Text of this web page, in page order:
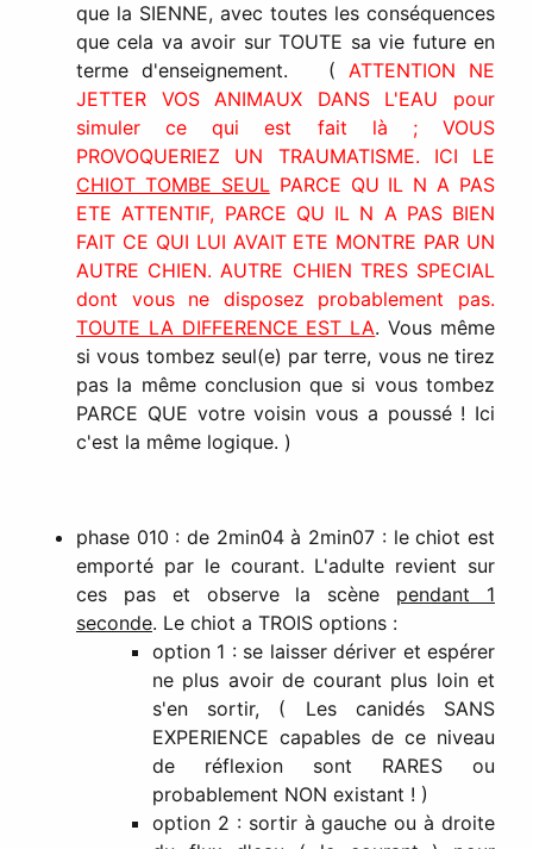
que la SIENNE, avec toutes les conséquences
que cela va avoir sur TOUTE sa vie future en
terme d'enseignement. ( ATTENTION NE
JETTER VOS ANIMAUX DANS L'EAU pour
simuler ce qui est fait là ; VOUS
PROVOQUERIEZ UN TRAUMATISME. ICI LE
CHIOT TOMBE SEULPARCE QU IL N A PAS
ETE ATTENTIF, PARCE QU IL N A PAS BIEN
FAIT CE QUI LUI AVAIT ETE MONTRE PAR UN
AUTRE CHIEN. AUTRE CHIEN TRES SPECIAL
dont vous ne disposez probablement pas.
TOUTE LA DIFFERENCE EST LA. Vous même
si vous tombez seul(e) par terre, vous ne tirez
pas la même conclusion que si vous tombez
PARCE QUE votre voisin vous a poussé ! Ici
c'est la même logique. )
phase 010 : de 2min04 à 2min07 : le chiot est
emporté par le courant. L'adulte revient sur
ces pas et observe la scène pendant 1
seconde. Le chiot a TROIS options :
option 1 : se laisser dériver et espérer
ne plus avoir de courant plus loin et
s'en sortir, ( Les canidés SANS
EXPERIENCE capables de ce niveau
de réflexion sont RARES ou
probablement NON existant ! )
option 2 : sortir à gauche ou à droite